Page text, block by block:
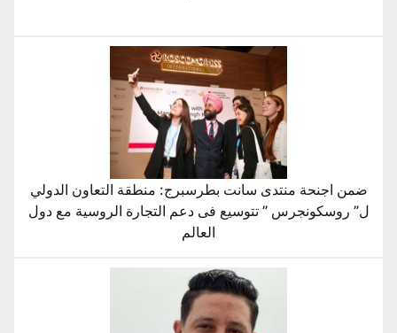
ضمن اجنحة منتدى سانت بطرسبرج: منطقة التعاون الدولي
ل” روسكونجرس ” تتوسيع فى دعم التجارة الروسية مع دول
العالم